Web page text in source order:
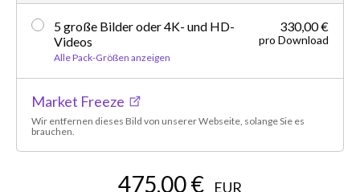
5 große Bilder oder 4K- und HD-
Videos
Alle Pack-Größen anzeigen
330,00 €
pro Download
Market Freeze
Wir entfernen dieses Bild von unserer Webseite, solange Sie es
brauchen.
475,00 € EUR